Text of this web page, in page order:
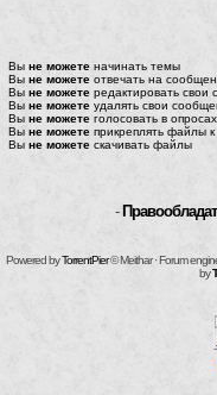
Вы не можете начинать темы
Вы не можете отвечать на
Вы не можете редактировать свои
Вы не можете удалять свои
Вы не можете голосовать в опросах
Вы не можете прикреплять файлы
Вы не можете скачивать файлы
-
Powered byTorrentPier© Meithar · Forum
by